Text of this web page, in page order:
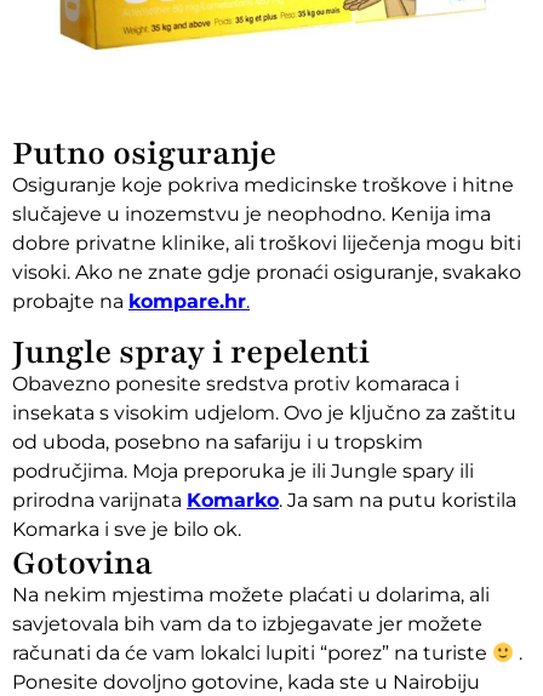
Putno osiguranje
Osiguranje koje pokriva medicinske troškove i hitne
slučajeve u inozemstvu je neophodno. Kenija ima
dobre privatne klinike, ali troškovi liječenja mogu biti
visoki. Ako ne znate gdje pronaći osiguranje, svakako
probajte na kompare.hr.
Jungle spray i repelenti
Obavezno ponesite sredstva protiv komaraca i
insekata s visokim udjelom. Ovo je ključno za zaštitu
od uboda, posebno na safariju i u tropskim
područjima. Moja preporuka je ili Jungle spary ili
prirodna varijnata Komarko. Ja sam na putu koristila
Komarka i sve je bilo ok.
Gotovina
Na nekim mjestima možete plaćati u dolarima, ali
savjetovala bih vam da to izbjegavate jer možete
računati da će vam lokalci lupiti “porez” na turiste
.
Ponesite dovoljno gotovine, kada ste u Nairobiju